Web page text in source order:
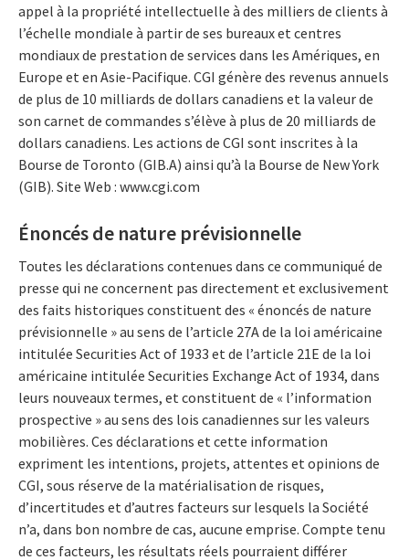
appel à la propriété intellectuelle à des milliers de clients à
l’échelle mondiale à partir de ses bureaux et centres
mondiaux de prestation de services dans les Amériques, en
Europe et en Asie-Pacifique. CGI génère des revenus annuels
de plus de 10 milliards de dollars canadiens et la valeur de
son carnet de commandes s’élève à plus de 20 milliards de
dollars canadiens. Les actions de CGI sont inscrites à la
Bourse de Toronto (GIB.A) ainsi qu’à la Bourse de New York
(GIB). Site Web : www.cgi.com
Énoncés de nature prévisionnelle
Toutes les déclarations contenues dans ce communiqué de
presse qui ne concernent pas directement et exclusivement
des faits historiques constituent des « énoncés de nature
prévisionnelle » au sens de l’article 27A de la loi américaine
intitulée Securities Act of 1933 et de l’article 21E de la loi
américaine intitulée Securities Exchange Act of 1934, dans
leurs nouveaux termes, et constituent de « l’information
prospective » au sens des lois canadiennes sur les valeurs
mobilières. Ces déclarations et cette information
expriment les intentions, projets, attentes et opinions de
CGI, sous réserve de la matérialisation de risques,
d’incertitudes et d’autres facteurs sur lesquels la Société
n’a, dans bon nombre de cas, aucune emprise. Compte tenu
de ces facteurs, les résultats réels pourraient différer